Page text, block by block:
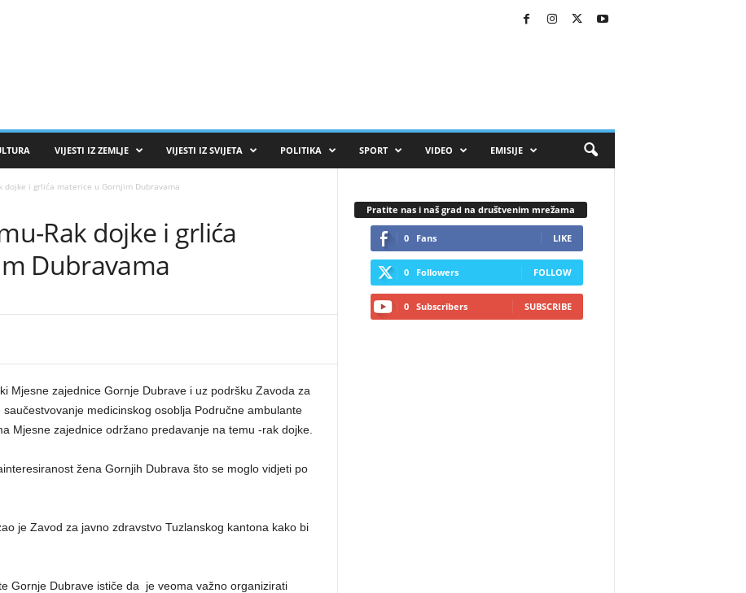
VIJESTI IZ ZEMLJE VIJESTI IZ SVIJETA POLITIKA SPORT VIDEO EMISIJE
dojke i grlića materice u Gornjim Dubravama
Rak dojke i grlića
Dubravama
Mjesne zajednice Gornje Dubrave i uz podršku Zavoda za
medicinskog osoblja Područne ambulante
Mjesne zajednice održano predavanje na temu -rak dojke.
žena Gornjih Dubrava što se moglo vidjeti po
je Zavod za javno zdravstvo Tuzlanskog kantona kako bi
Gornje Dubrave ističe da je veoma važno organizirati
Pratite nas i naš grad na društvenim mrežama
0 Fans LIKE
0 Followers FOLLOW
0 Subscribers SUBSCRIBE